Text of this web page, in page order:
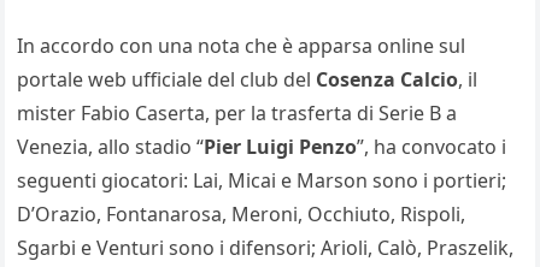
In accordo con una nota che è apparsa online sul
portale web ufficiale del club del Cosenza Calcio, il
mister Fabio Caserta, per la trasferta di Serie B a
Venezia, allo stadio “Pier Luigi Penzo”, ha convocato i
seguenti giocatori: Lai, Micai e Marson sono i portieri;
D’Orazio, Fontanarosa, Meroni, Occhiuto, Rispoli,
Sgarbi e Venturi sono i difensori; Arioli, Calò, Praszelik,